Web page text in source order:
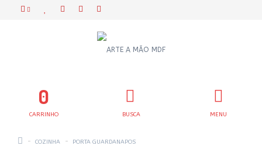
MENU
BUSCA
0
CARRINHO
COZINHA PORTA GUARDANAPOS